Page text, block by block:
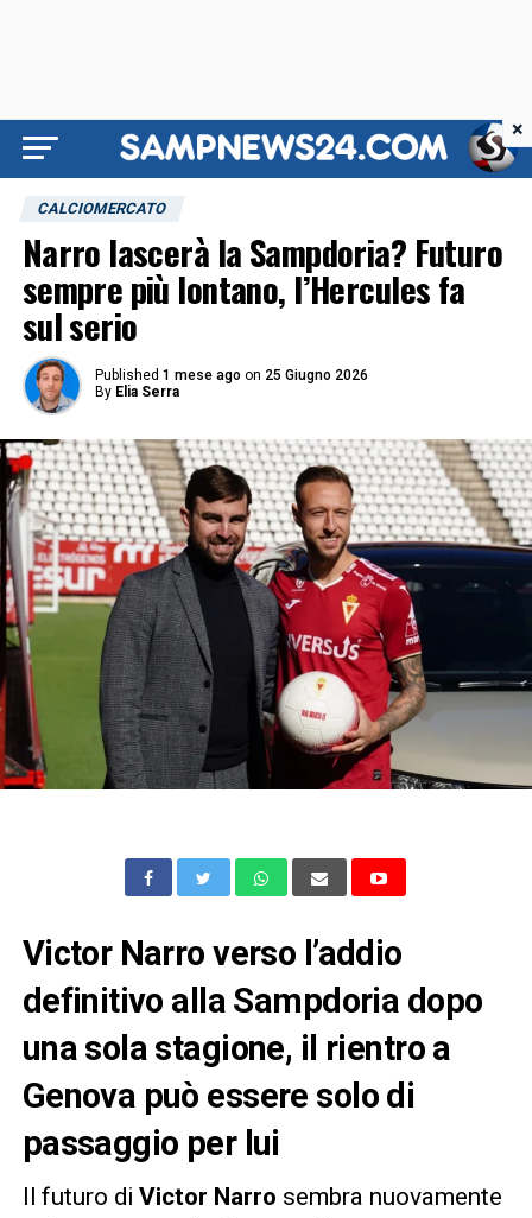
CALCIOMERCATO
Narro lascerà la Sampdoria? Futuro
sempre più lontano, l’Hercules fa
sul serio
Published 1 mese ago on 25 Giugno 2026
By Elia Serra
Victor Narro verso l’addio
definitivo alla Sampdoria dopo
una sola stagione, il rientro a
Genova può essere solo di
passaggio per lui
Il futuro di Victor Narro sembra nuovamente
×